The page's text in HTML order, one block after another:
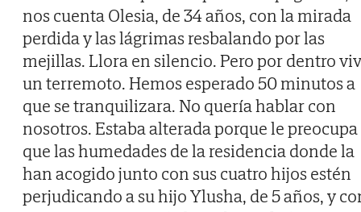
nos cuenta Olesia, de 34 años, con la mirada
perdida y las lágrimas resbalando por las
mejillas. Llora en silencio. Pero por dentro
un terremoto. Hemos esperado 50 minutos a
que se tranquilizara. No quería hablar con
nosotros. Estaba alterada porque le preocupa
que las humedades de la residencia donde la
han acogido junto con sus cuatro hijos estén
perjudicando a su hijo Ylusha, de 5 años, y